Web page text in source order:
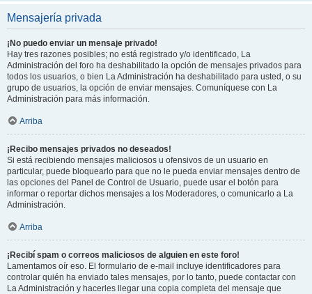
Mensajería privada
¡No puedo enviar un mensaje privado!
Hay tres razones posibles; no está registrado y/o identificado, La
Administración del foro ha deshabilitado la opción de mensajes privados para
todos los usuarios, o bien La Administración ha deshabilitado para usted, o su
grupo de usuarios, la opción de enviar mensajes. Comuníquese con La
Administración para más información.
Arriba
¡Recibo mensajes privados no deseados!
Si está recibiendo mensajes maliciosos u ofensivos de un usuario en
particular, puede bloquearlo para que no le pueda enviar mensajes dentro de
las opciones del Panel de Control de Usuario, puede usar el botón para
informar o reportar dichos mensajes a los Moderadores, o comunicarlo a La
Administración.
Arriba
¡Recibí spam o correos maliciosos de alguien en este foro!
Lamentamos oír eso. El formulario de e-mail incluye identificadores para
controlar quién ha enviado tales mensajes, por lo tanto, puede contactar con
La Administración y hacerles llegar una copia completa del mensaje que